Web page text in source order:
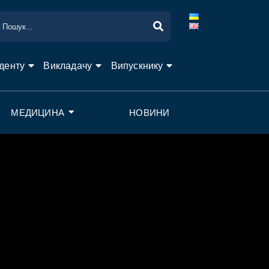
Викладачу Випускнику
МЕДИЦИНА НОВИНИ